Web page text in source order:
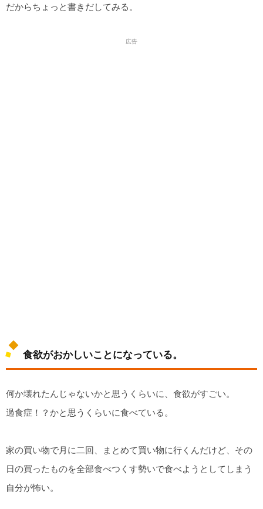
だからちょっと書きだしてみる。
広告
食欲がおかしいことになっている。
何か壊れたんじゃないかと思うくらいに、食欲がすごい。
過食症！？かと思うくらいに食べている。
家の買い物で月に二回、まとめて買い物に行くんだけど、その
日の買ったものを全部食べつくす勢いで食べようとしてしまう
自分が怖い。